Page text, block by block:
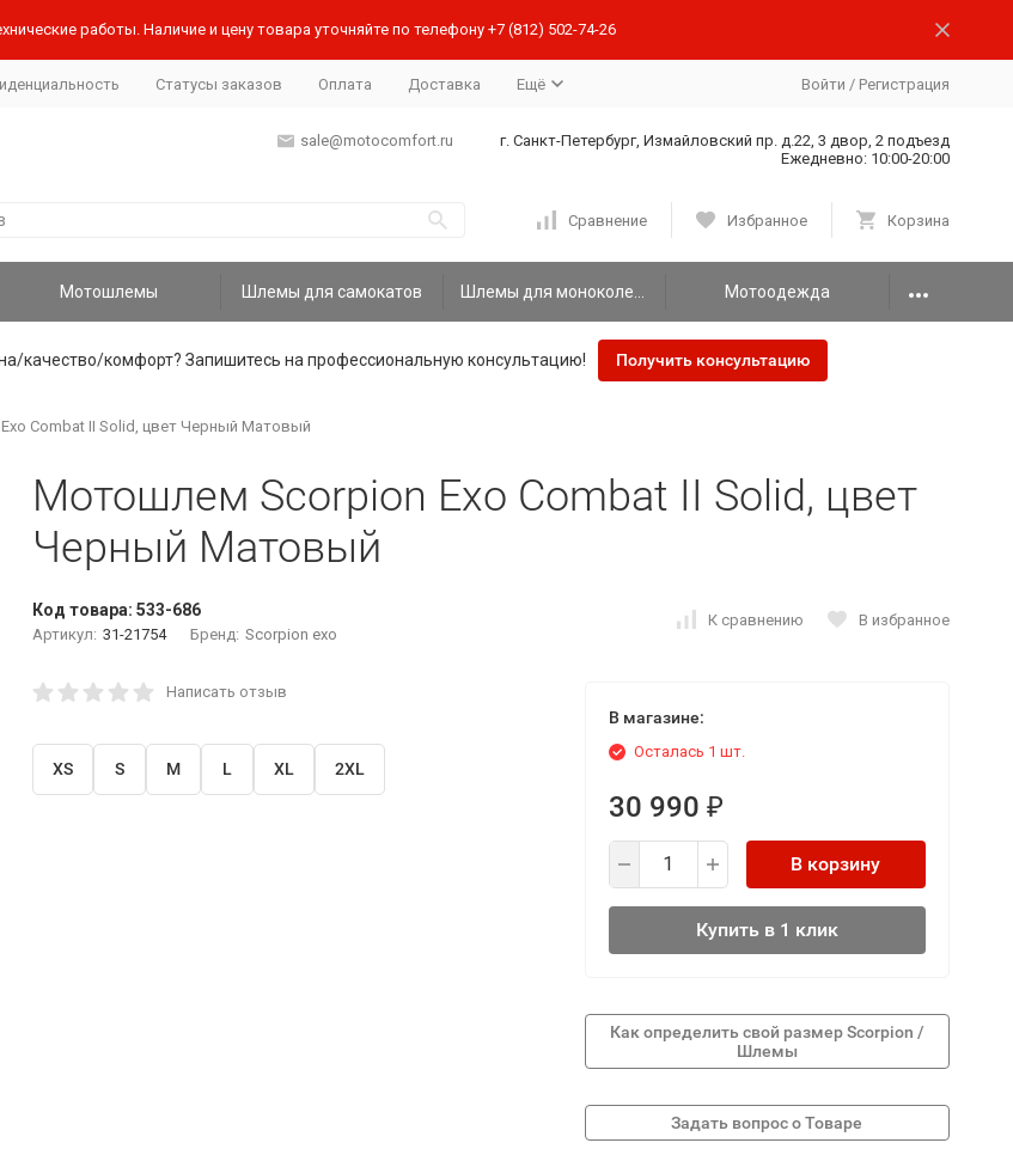
работы. Наличие и цену товара уточняйте по телефону +7 (812) 502-74-26
Статусы заказов Оплата Доставка Ещё Войти / Регистрация
sale@motocomfort.ru
г. Санкт-Петербург, Измайловский пр. д.22, 3 двор, 2 подъезд
Ежедневно: 10:00-20:00
Сравнение Избранное Корзина
Мотошлемы Шлемы для самокатов Мотоодежда
качество/комфорт? Запишитесь на профессиональную консультацию! Получить консультацию
Combat II Solid, цвет Черный Матовый
Мотошлем Scorpion Exo Combat II Solid, цвет
Черный Матовый
Код товара: 533-686
Артикул: 31-21754 Бренд: Scorpion exo
К сравнению В избранное
Написать отзыв
XS S M L XL 2XL
В магазине:
Осталась 1 шт.
30 990 ₽
В корзину
Купить в 1 клик
Как определить свой размер Scorpion /
Шлемы